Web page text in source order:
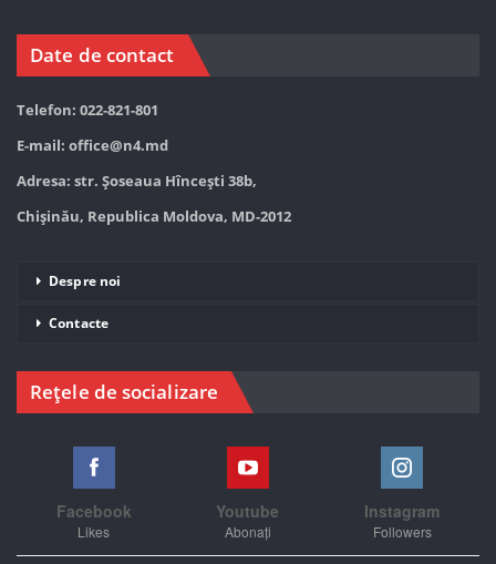
Date de contact
Telefon: 022-821-801
E-mail: office@n4.md
Adresa: str. Șoseaua Hînceşti 38b,
Chișinău, Republica Moldova, MD-2012
Despre noi
Contacte
Rețele de socializare
Facebook
Likes
Youtube
Abonați
Instagram
Followers